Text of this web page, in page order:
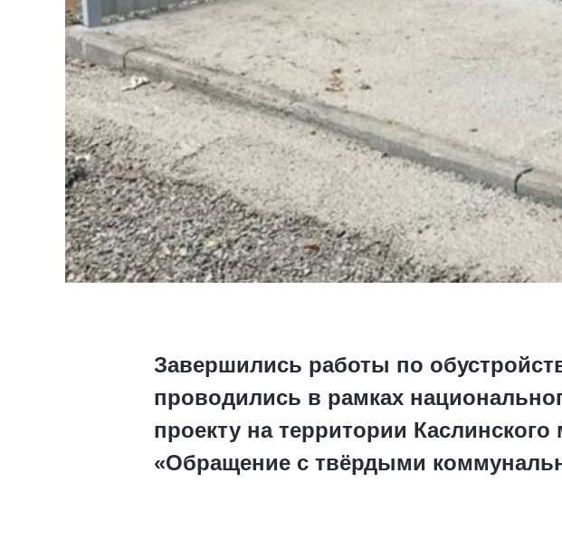
Завершились работы по
проводились в рамках
проекту на территории
«Обращение с твёрдыми